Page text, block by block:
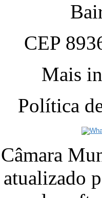
CEP
Mais
Política